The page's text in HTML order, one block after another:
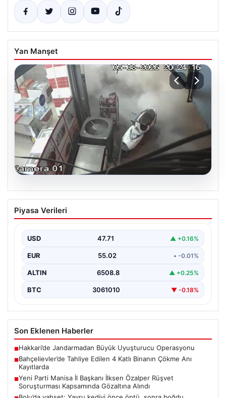
Yan Manşet
06.08.2026
Bahçelievler’de Tahliye Edilen 4 Katlı
Binanın Çökme Anı Kayıtlarda
endişe verici sesler sonrası gece saatlerinde tahliye
edilen dört…
Piyasa Verileri
USD 47.71 ▲ +0.16%
EUR 55.02 • -0.01%
ALTIN 6508.8 ▲ +0.25%
BTC 3061010 ▼ -0.18%
Son Eklenen Haberler
■Hakkari’de Jandarmadan Büyük Uyuşturucu Operasyonu
■Bahçelievler’de Tahliye Edilen 4 Katlı Binanın Çökme Anı
Kayıtlarda
■Yeni Parti Manisa İl Başkanı İlksen Özalper Rüşvet
Soruşturması Kapsamında Gözaltına Alındı